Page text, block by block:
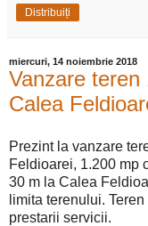
Distribuiți
miercuri, 14 noiembrie 2018
Vanzare
Calea
Prezint la vanzare
Feldioarei, 1.200 mp
30 m la Calea
limita terenului.
prestarii servicii.